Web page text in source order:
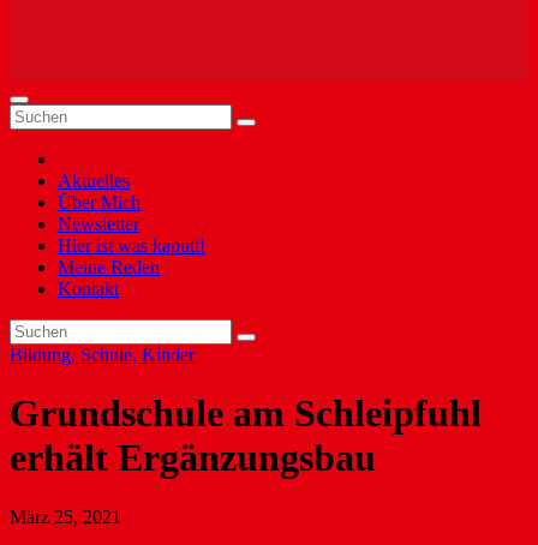
Aktuelles
Über Mich
Newsletter
Hier ist was kaputt!
Meine Reden
Kontakt
Bildung, Schule, Kinder
Grundschule am Schleipfuhl
erhält Ergänzungsbau
März 25, 2021